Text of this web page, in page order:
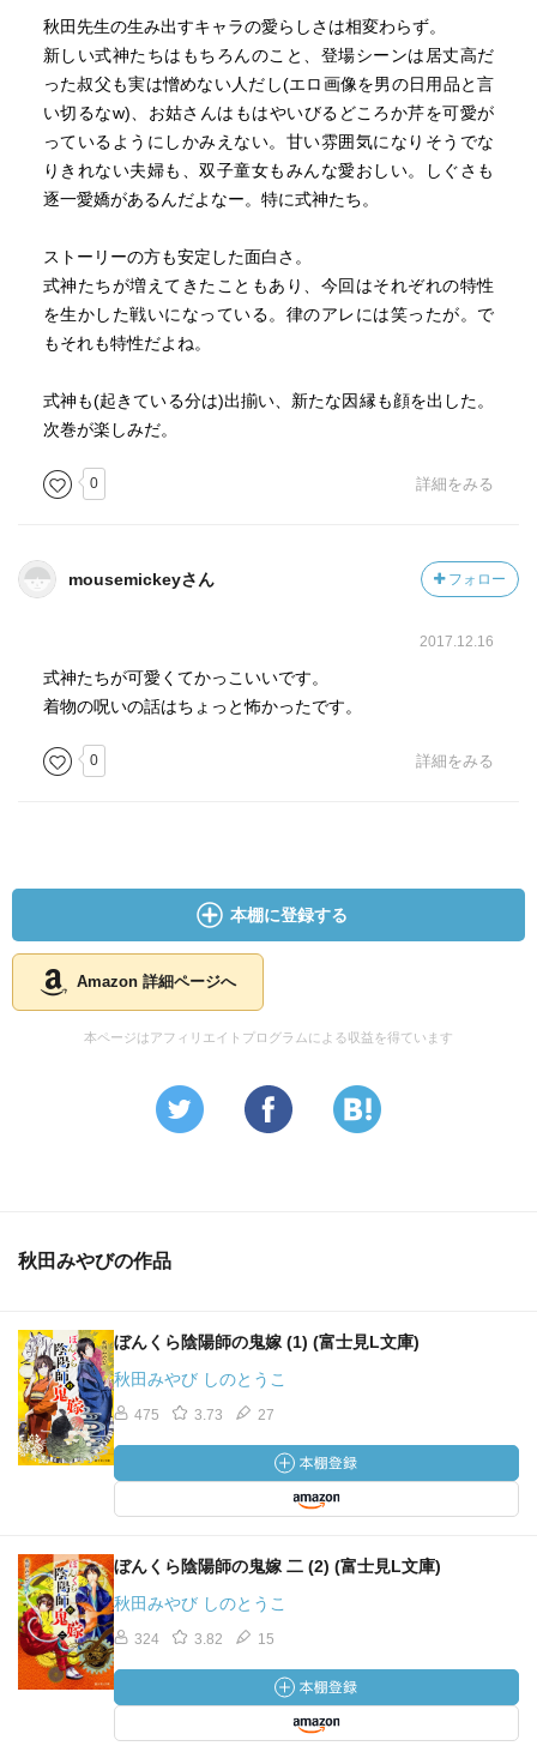
秋田先生の生み出すキャラの愛らしさは相変わらず。
新しい式神たちはもちろんのこと、登場シーンは居丈高だ
った叔父も実は憎めない人だし(エロ画像を男の日用品と言
い切るなw)、お姑さんはもはやいびるどころか芹を可愛が
っているようにしかみえない。甘い雰囲気になりそうでな
りきれない夫婦も、双子童女もみんな愛おしい。しぐさも
逐一愛嬌があるんだよなー。特に式神たち。
ストーリーの方も安定した面白さ。
式神たちが増えてきたこともあり、今回はそれぞれの特性
を生かした戦いになっている。律のアレには笑ったが。で
もそれも特性だよね。
式神も(起きている分は)出揃い、新たな因縁も顔を出した。
次巻が楽しみだ。
0 詳細をみる
mousemickeyさん フォロー
2017.12.16
式神たちが可愛くてかっこいいです。
着物の呪いの話はちょっと怖かったです。
0 詳細をみる
本棚に登録する
Amazon 詳細ページへ
本ページはアフィリエイトプログラムによる収益を得ています
秋田みやびの作品
ぼんくら陰陽師の鬼嫁 (1) (富士見L文庫)
秋田みやび しのとうこ
475 3.73 27
ぼんくら陰陽師の鬼嫁 二 (2) (富士見L文庫)
秋田みやび しのとうこ
324 3.82 15